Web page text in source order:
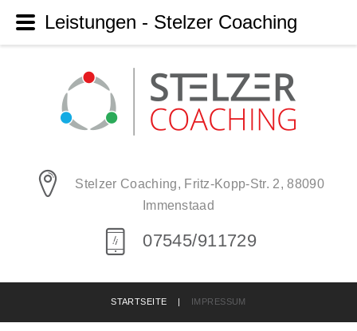
Leistungen - Stelzer Coaching
Stelzer Coaching, Fritz-Kopp-Str. 2, 88090
Immenstaad
07545/911729
STARTSEITE | IMPRESSUM